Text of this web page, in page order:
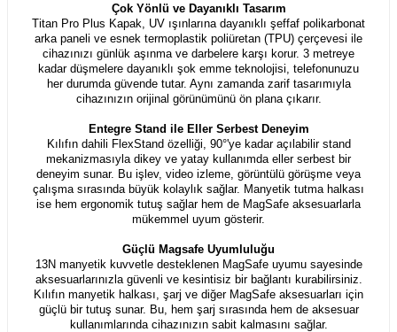
Çok Yönlü ve Dayanıklı Tasarım
Titan Pro Plus Kapak, UV ışınlarına dayanıklı şeffaf polikarbonat
arka paneli ve esnek termoplastik poliüretan (TPU) çerçevesi ile
cihazınızı günlük aşınma ve darbelere karşı korur. 3 metreye
kadar düşmelere dayanıklı şok emme teknolojisi, telefonunuzu
her durumda güvende tutar. Aynı zamanda zarif tasarımıyla
cihazınızın orijinal görünümünü ön plana çıkarır.
Entegre Stand ile Eller Serbest Deneyim
Kılıfın dahili FlexStand özelliği, 90°'ye kadar açılabilir stand
mekanizmasıyla dikey ve yatay kullanımda eller serbest bir
deneyim sunar. Bu işlev, video izleme, görüntülü görüşme veya
çalışma sırasında büyük kolaylık sağlar. Manyetik tutma halkası
ise hem ergonomik tutuş sağlar hem de MagSafe aksesuarlarla
mükemmel uyum gösterir.
Güçlü Magsafe Uyumluluğu
13N manyetik kuvvetle desteklenen MagSafe uyumu sayesinde
aksesuarlarınızla güvenli ve kesintisiz bir bağlantı kurabilirsiniz.
Kılıfın manyetik halkası, şarj ve diğer MagSafe aksesuarları için
güçlü bir tutuş sunar. Bu, hem şarj sırasında hem de aksesuar
kullanımlarında cihazınızın sabit kalmasını sağlar.